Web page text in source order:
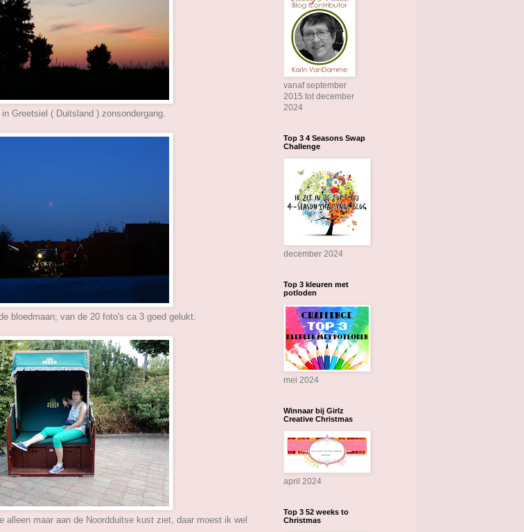
Greetsiel ( Duitsland ) zonsondergang.
bloedmaan; van de 20 foto's ca 3 goed gelukt.
alleen maar aan de Noordduitse kust ziet, daar moest ik wel
vanaf september
2015 tot december
2024
Top 3 4 Seasons Swap
Challenge
december 2024
Top 3 kleuren met
potloden
mei 2024
Winnaar bij Girlz
Creative Christmas
april 2024
Top 3 52 weeks to
Christmas